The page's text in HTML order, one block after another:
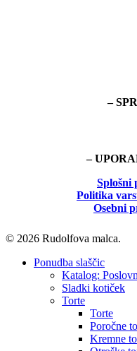
–
–
Splošni
Politika
Osebni
© 2026 Rudolfova malca.
Close
Ponudba slaščic
Katalog:
Sladki kotiček
Torte
Torte
Poročne
Kremne